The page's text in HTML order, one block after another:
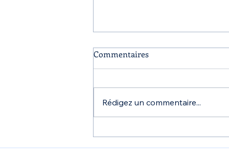
Commentaires
Rédigez un commentaire...